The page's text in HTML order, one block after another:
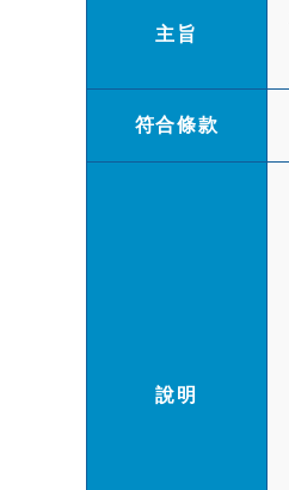
主旨
符合條款
說明